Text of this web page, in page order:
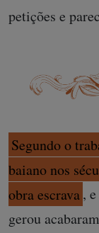
petições e
Segundo o
baiano nos
obra escrava,
gerou